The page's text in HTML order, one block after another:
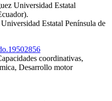
Universidad Estatal
Universidad Estatal Península de
coordinativas,
Desarrollo motor